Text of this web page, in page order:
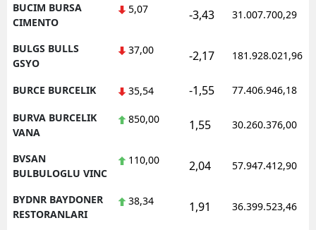
BUCIM BURSA
CIMENTO
5,07 -3,43 31.007.700,29
BULGS BULLS
GSYO
37,00 -2,17 181.928.021,96
BURCE BURCELIK 35,54 -1,55 77.406.946,18
BURVA BURCELIK
VANA
850,00 1,55 30.260.376,00
BVSAN
BULBULOGLU VINC
110,00 2,04 57.947.412,90
BYDNR BAYDONER
RESTORANLARI
38,34 1,91 36.399.523,46